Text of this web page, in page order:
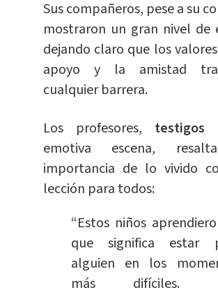
Sus compañeros, pese a su
mostraron un gran nivel de
dejando claro que los
apoyo y la amistad
cualquier barrera.
Los profesores, testigos
emotiva escena,
importancia de lo vivido
lección para todos:
“Estos niños
que significa estar
alguien en los
más difíciles.